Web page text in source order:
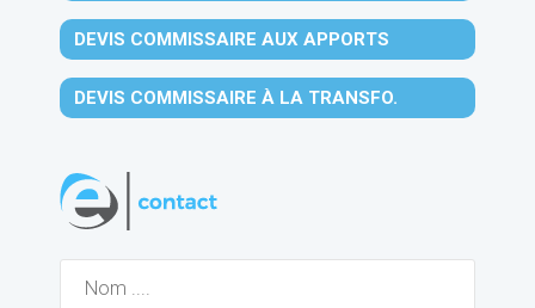
DEVIS COMMISSAIRE AUX APPORTS
DEVIS COMMISSAIRE À LA TRANSFO.